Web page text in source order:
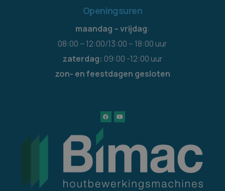
Openingsuren
maandag – vrijdag:
08:00 – 12:00/13:00 – 18:00 uur
zaterdag: 09:00 -12:00 uur
zon- en feestdagen gesloten